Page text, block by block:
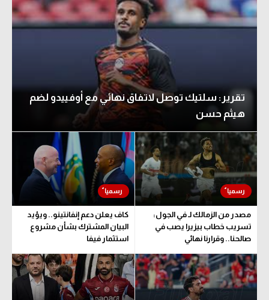
تقرير: سلتيك توصل لاتفاق نهائي مع أوفييدو لضم
هيثم حسن
مصدر من الزمالك لـ في الجول:
تسريب خطاب بيزيرا يصب في
صالحنا.. وقرارنا نهائي
كاف يعلن دعم إنفانتينو.. ويؤيد
البيان المشترك بشأن مشروع
استثمار فيفا